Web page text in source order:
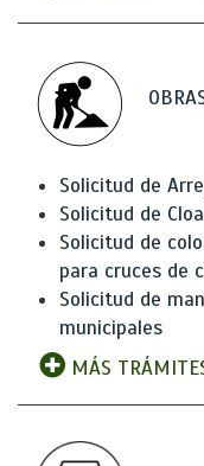
Solicitud de
Solicitud de
Solicitud de
para cruces de
Solicitud de
municipales
MÁS